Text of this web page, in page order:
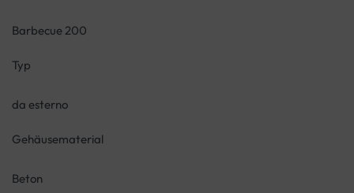
Barbecue 200
Typ
da esterno
Gehäusematerial
Beton